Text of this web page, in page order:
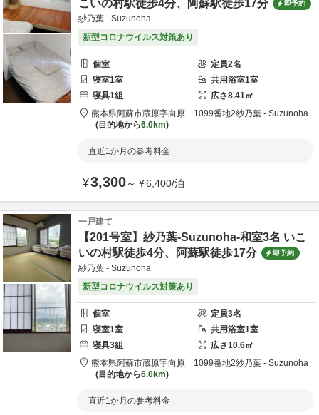
こいの村駅徒歩4分、阿蘇駅徒歩17分
即予約
紗乃葉 - Suzunoha
新型コロナウイルス対策あり
個室 定員2名
寝室1室 共用浴室1室
寝具1組 広さ8.41㎡
熊本県阿蘇市蔵原字向原 1099番地2紗乃葉 - Suzunoha
目的地から6.0km
直近1か月の参考料金
¥3,300～ ¥6,400/泊
一戸建て
【201号室】紗乃葉-Suzunoha-和室3名 いこ
いの村駅徒歩4分、阿蘇駅徒歩17分
即予約
紗乃葉 - Suzunoha
新型コロナウイルス対策あり
個室 定員3名
寝室1室 共用浴室1室
寝具3組 広さ10.6㎡
熊本県阿蘇市蔵原字向原 1099番地2紗乃葉 - Suzunoha
目的地から6.0km
直近1か月の参考料金